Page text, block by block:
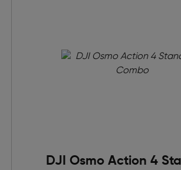
DJI Osmo Action 4